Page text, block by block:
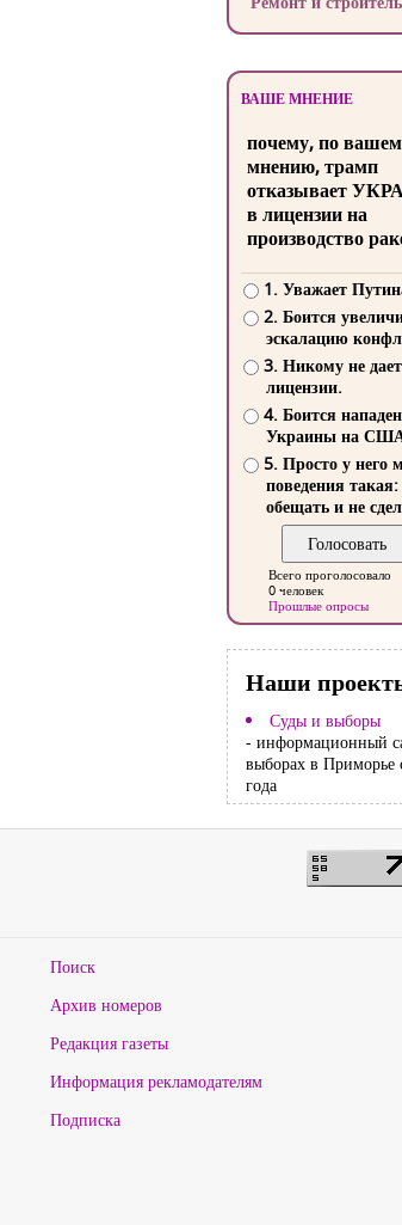
ВАШЕ МНЕНИЕ
почему, по
мнению, трамп
отказывает
в лицензии на
производство
1. Уважает
2. Боится
эскалацию
3. Никому не
лицензии.
4. Боится
Украины на
5. Просто у него
поведения такая:
обещать и не
Всего проголосовало
0 человек
Прошлые опросы
Наши
Суды и выборы
- информационный
выборах в Приморье
года
Поиск
Архив номеров
Редакция газеты
Информация рекламодателям
Подписка